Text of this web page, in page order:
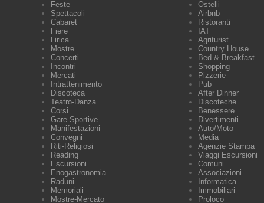
Feste
Spettacoli
Cabaret
Fiere
Lirica
Mostre
Concerti
Incontri
Mercati
Intrattenimento
Discoteca
Teatro-Danza
Corsi
Gare-Sportive
Manifestazioni
Convegni
Riti-Religiosi
Reading
Escursioni
Enogastronomia
Raduni
Memoriali
Mostre-Mercato
Ostelli
Airbnb
Ristoranti
IAT
Agriturist
Country House
Bed & Breakfast
Shopping
Pizzerie
Pub
After Dinner
Discoteche
Benessere
Divertimenti
Auto/Moto
Media
Agenzie Stampa
Viaggi Escursioni
Comuni
Associazioni
Informatica
Immobiliari
Proloco